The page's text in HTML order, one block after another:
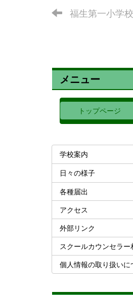
福生第一小学
メニュー
トップページ
学校案内
日々の様子
各種届出
アクセス
外部リンク
スクールカウンセラー
個人情報の取り扱いに